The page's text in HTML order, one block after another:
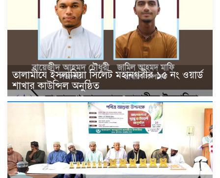
তালামীযে ইসলামিয়া সিলেট মহানগরীর ১৫ নং ওয়ার্ড
শাখার কাউন্সিল অনুষ্ঠিত